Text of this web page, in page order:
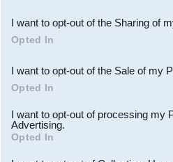
Downstream Participants
third parties.
I want to opt-out of the Sharing of
Opted In
I want to opt-out of the Sale of my
Opted In
I want to opt-out of processing my
Advertising.
Opted In